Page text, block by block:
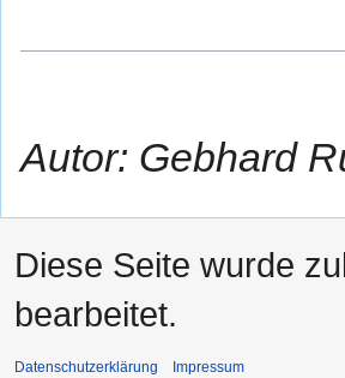
Autor: Gebhard
Diese Seite wurde
bearbeitet.
Datenschutzerklärung Impressum